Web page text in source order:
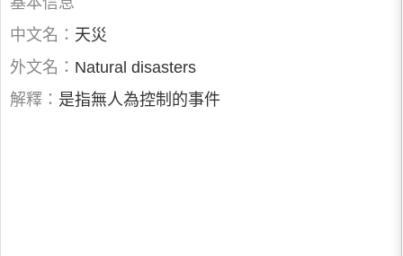
中文名： 天災
外文名： Natural disasters
解釋： 是指無人為控制的事件